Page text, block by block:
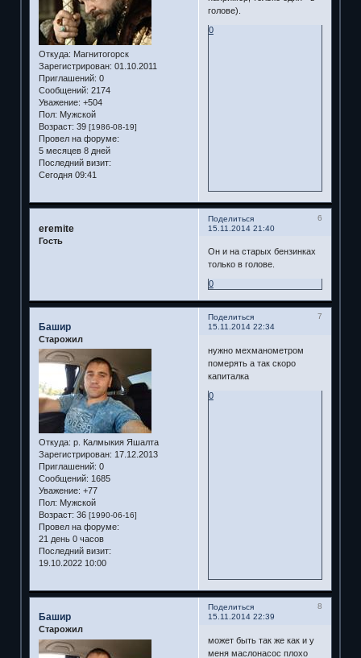
Откуда: Магнитогорск
Зарегистрирован: 01.10.2011
Приглашений: 0
Сообщений: 2174
Уважение: +504
Пол: Мужской
Возраст: 39 [1986-08-19]
Провел на форуме:
5 месяцев 8 дней
Последний визит:
Сегодня 09:41
голове).
0
Поделиться
6
15.11.2014 21:40
eremite
Гость
Он и на старых бензинках
только в голове.
0
Поделиться
7
15.11.2014 22:34
Башир
Старожил
Откуда: р. Калмыкия Яшалта
Зарегистрирован: 17.12.2013
Приглашений: 0
Сообщений: 1685
Уважение: +77
Пол: Мужской
Возраст: 36 [1990-06-16]
Провел на форуме:
21 день 0 часов
Последний визит:
19.10.2022 10:00
нужно мехманометром
померять а так скоро
капиталка
0
Поделиться
8
15.11.2014 22:39
Башир
Старожил
может быть так же как и у
меня маслонасос плохо